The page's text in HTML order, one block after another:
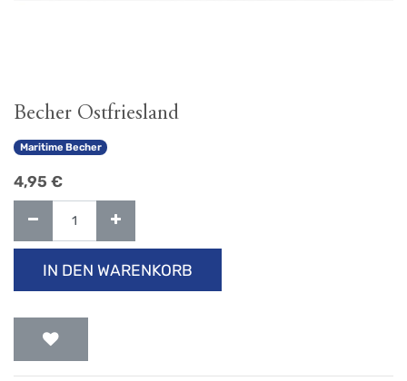
Becher Ostfriesland
Maritime Becher
4,95 €
IN DEN WARENKORB